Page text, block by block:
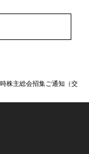
株主総会招集ご通知（交